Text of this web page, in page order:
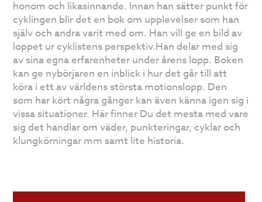
honom och likasinnande. Innan han sätter punkt för
cyklingen blir det en bok om upplevelser som han
själv och andra varit med om. Han vill ge en bild av
loppet ur cyklistens perspektiv.Han delar med sig
av sina egna erfarenheter under årens lopp. Boken
kan ge nybörjaren en inblick i hur det går till att
köra i ett av världens största motionslopp. Den
som har kört några gånger kan även känna igen sig i
vissa situationer. Här finner Du det mesta med vare
sig det handlar om väder, punkteringar, cyklar och
klungkörningar mm samt lite historia.